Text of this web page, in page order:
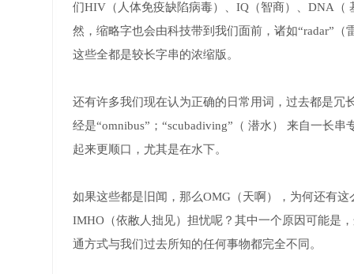
们HIV（人体免疫缺陷病毒）、IQ（智商）、DNA（
然，缩略字也会由科技带到我们面前，诸如“radar”
这些全都是较长字串的浓缩版。
还有许多我们现在认为正确的日常用词，过去都是冗
经是“omnibus”；“scubadiving”（ 潜水） 来自一长串
起来更顺口，尤其是在水下。
如果这些都是旧闻，那么OMG（天啊），为何还有
IMHO（依敝人拙见）担忧呢？其中一个原因可能是
通方式与我们过去所知的任何事物都完全不同。